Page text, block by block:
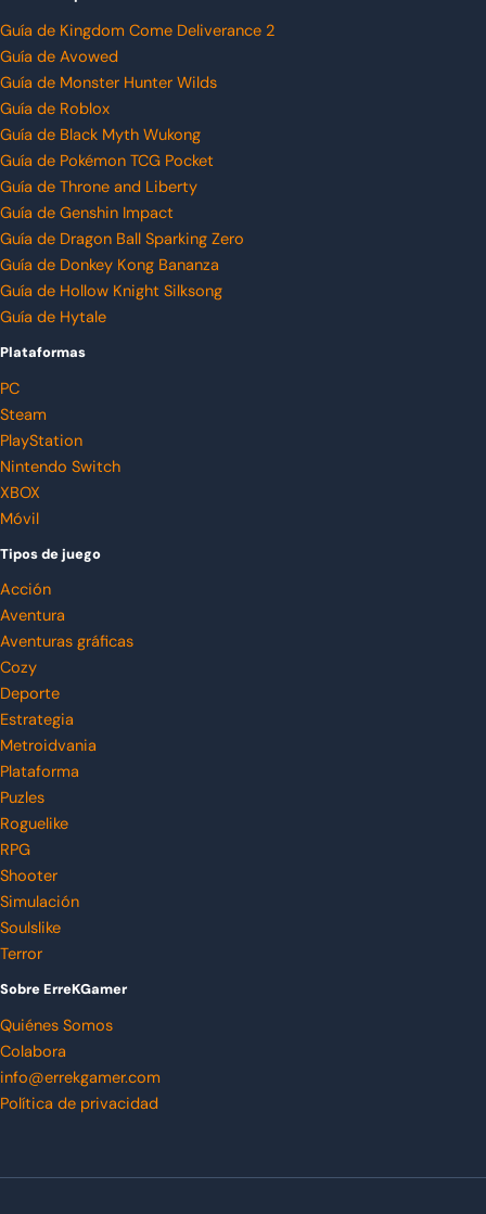
Guía de Kingdom Come Deliverance 2
Guía de Avowed
Guía de Monster Hunter Wilds
Guía de Roblox
Guía de Black Myth Wukong
Guía de Pokémon TCG Pocket
Guía de Throne and Liberty
Guía de Genshin Impact
Guía de Dragon Ball Sparking Zero
Guía de Donkey Kong Bananza
Guía de Hollow Knight Silksong
Guía de Hytale
Plataformas
PC
Steam
PlayStation
Nintendo Switch
XBOX
Móvil
Tipos de juego
Acción
Aventura
Aventuras gráficas
Cozy
Deporte
Estrategia
Metroidvania
Plataforma
Puzles
Roguelike
RPG
Shooter
Simulación
Soulslike
Terror
Sobre ErreKGamer
Quiénes Somos
Colabora
info@errekgamer.com
Política de privacidad